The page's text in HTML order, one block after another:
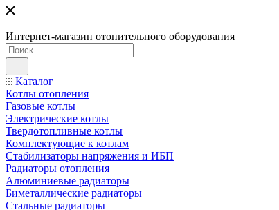
Интернет-магазин отопительного оборудования
Каталог
Котлы отопления
Газовые котлы
Электрические котлы
Твердотопливные котлы
Комплектующие к котлам
Стабилизаторы напряжения и ИБП
Радиаторы отопления
Алюминиевые радиаторы
Биметаллические радиаторы
Стальные радиаторы